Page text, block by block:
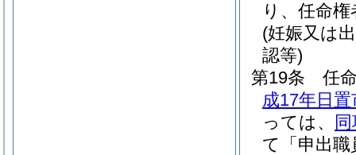
り、任命
(妊娠又は
認等)
第19条
任
成17年日
っては、
て「申出